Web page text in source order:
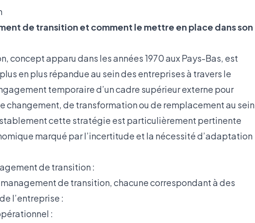
de transition et comment le mettre en place dans son
concept apparu dans les années 1970 aux Pays-Bas, est
en plus répandue au sein des entreprises à travers le
temporaire d’un cadre supérieur externe pour
changement, de transformation ou de remplacement au sein
cette stratégie est particulièrement pertinente
marqué par l’incertitude et la nécessité d’adaptation
de transition :
de transition, chacune correspondant à des
l’entreprise :
: